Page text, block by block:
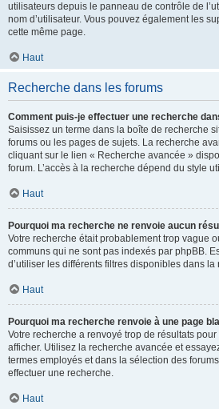
utilisateurs depuis le panneau de contrôle de
nom d’utilisateur. Vous pouvez également les
cette même page.
Haut
Recherche dans les forums
Comment puis-je effectuer une recherche
Saisissez un terme dans la boîte de recherche
forums ou les pages de sujets. La recherche
cliquant sur le lien « Recherche avancée »
forum. L’accès à la recherche dépend du style
Haut
Pourquoi ma recherche ne renvoie aucun
Votre recherche était probablement trop vague
communs qui ne sont pas indexés par phpBB.
d’utiliser les différents filtres disponibles dans
Haut
Pourquoi ma recherche renvoie à une page
Votre recherche a renvoyé trop de résultats
afficher. Utilisez la recherche avancée et
termes employés et dans la sélection des
effectuer une recherche.
Haut